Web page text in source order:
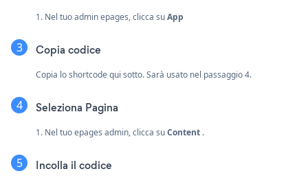
1. Nel tuo admin epages, clicca suApp
Copia codice
Copia lo shortcode qui sotto. Sarà usato nel passaggio 4.
Seleziona Pagina
1. Nel tuo epages admin, clicca suContent .
Incolla il codice